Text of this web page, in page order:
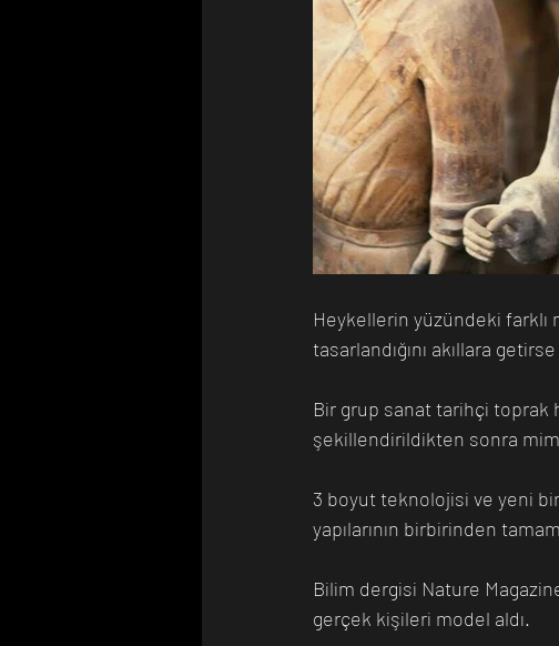
Heykellerin yüzündeki farklı
tasarlandığını akıllara
Bir grup sanat tarihçi toprak
şekillendirildikten sonra
3 boyut teknolojisi ve yeni
yapılarının birbirinden
Bilim dergisi Nature
gerçek kişileri model aldı.